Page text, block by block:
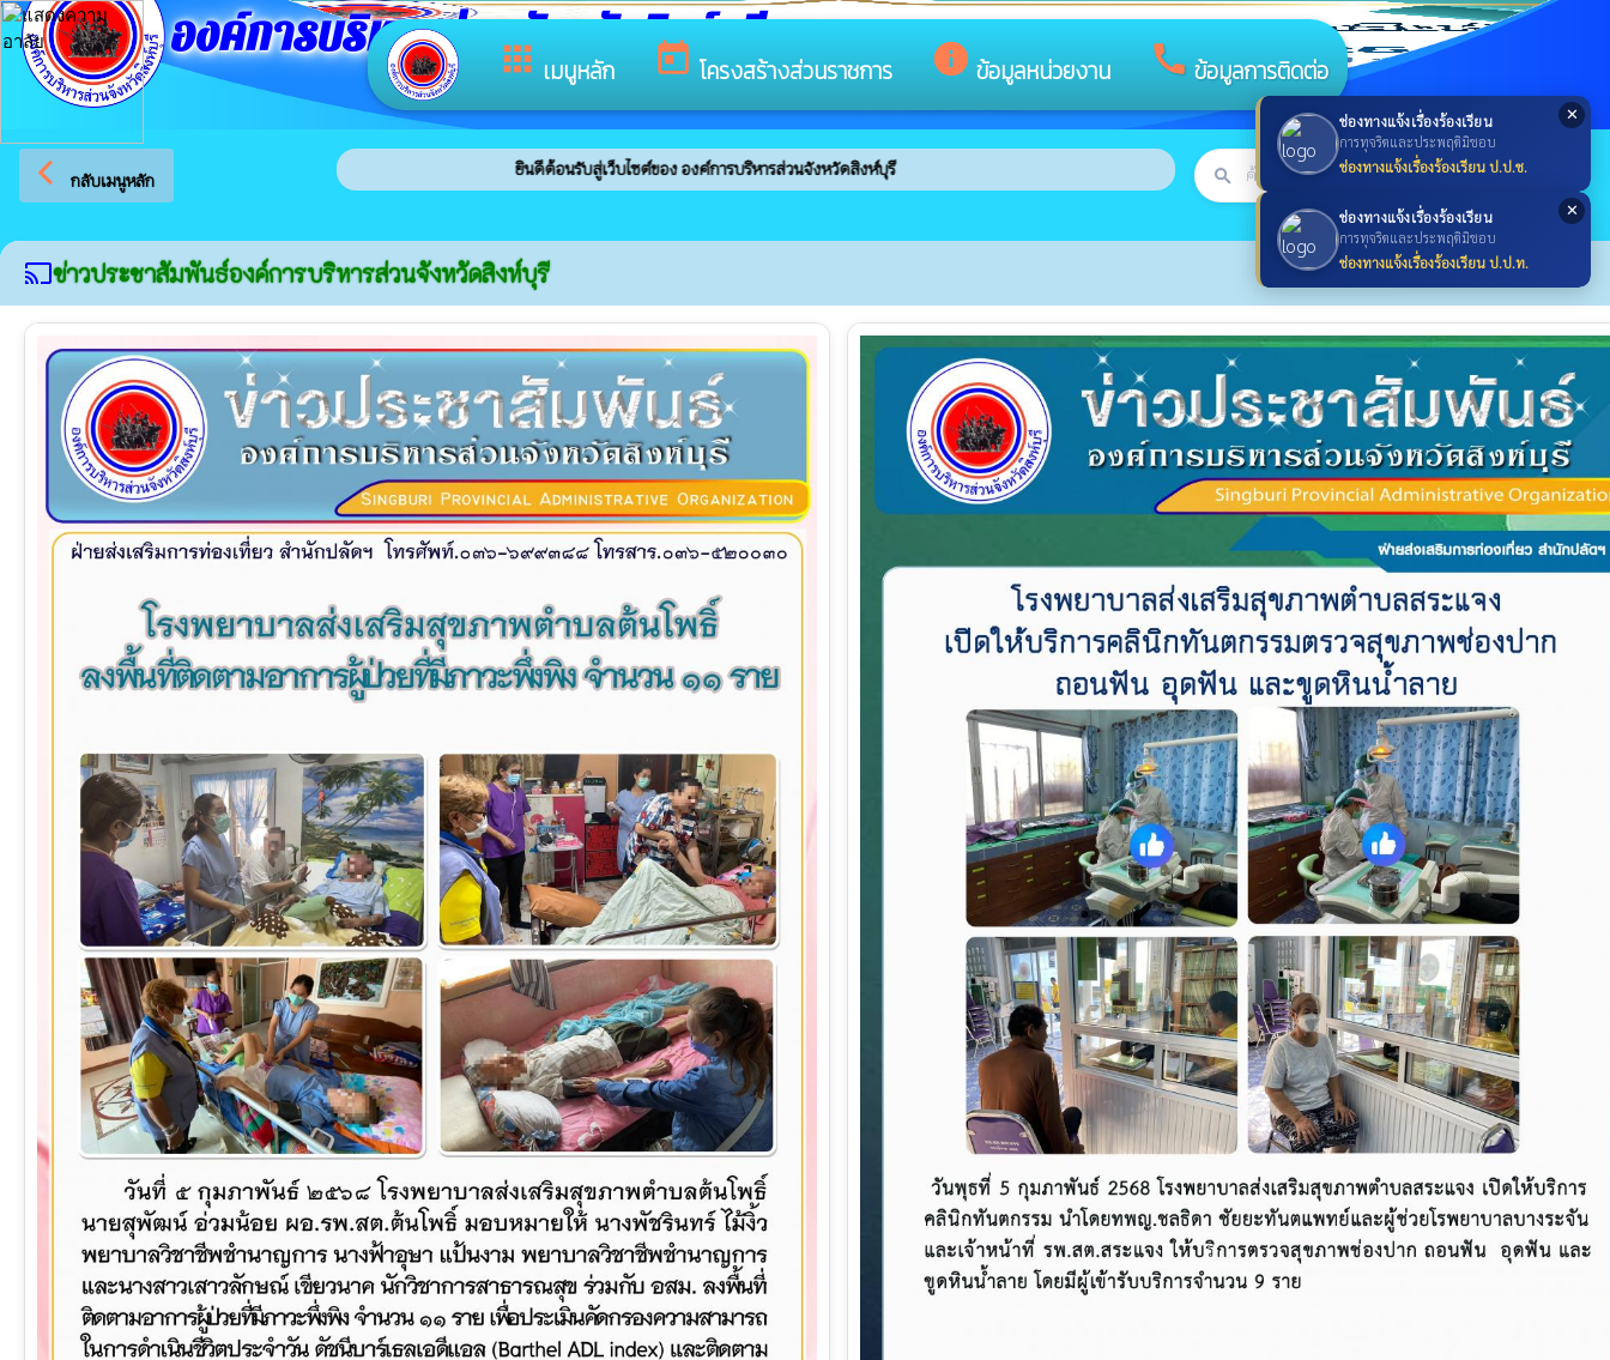
✕
ช่องทางแจ้งเรื่องร้องเรียน
การทุจริตและประพฤติมิชอบ
ช่องทางแจ้งเรื่องร้องเรียน ป.ป.ช.
✕
ช่องทางแจ้งเรื่องร้องเรียน
การทุจริตและประพฤติมิชอบ
ช่องทางแจ้งเรื่องร้องเรียน ป.ป.ท.
apps เมนูหลัก today โครงสร้างส่วนราชการ info ข้อมูลหน่วยงาน call ข้อมูลการติดต่อ
องค์การบริหารส่วนจังหวัดสิงห์บุรี
arrow_back_ios กลับเมนูหลัก
ยินดีต้อนรับสู่เว็บไซต์ของ องค์การบริหารส่วนจังหวัดสิงห์บุรี search searchค้นหา
castข่าวประชาสัมพันธ์องค์การบริหารส่วนจังหวัดสิงห์บุรี